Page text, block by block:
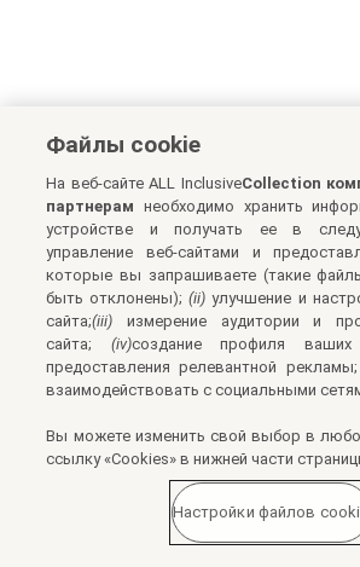
Файлы cookie
На веб-сайте ALL InclusiveCollection
партнерам необходимо хранить
устройстве и получать ее в
управление веб-сайтами и
которые вы запрашиваете (такие
быть отклонены);(ii) улучшение и
сайта;(iii) измерение аудитории и
сайта; (iv)создание профиля
предоставления релевантной рекламы;
взаимодействовать с социальными
Вы можете изменить свой выбор в
ссылку «Cookies» в нижней части
Настройки файлов